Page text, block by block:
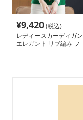
¥9,420(税込)
レディースカーディガン
エレガント リブ編み フ